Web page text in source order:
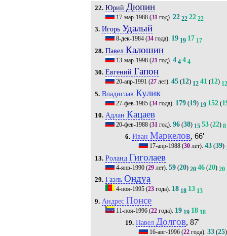
22. Юрий Дюпин
17-мар-1988(31год). 22 22 22 22
3. Игорь Удалый
8-дек-1984(34года). 19 19 17 17
28. Павел Калошин
13-мар-1998(21 год). 4 4 4 4
30. Евгений Гапон
20-апр-1991 (27лет). 45(12) 12 41(12) 12
5. Владислав Кулик
27-фев-1985(34года). 179(19) 19 152(
10. Адлан Кацаев
20-фев-1988(31год). 96(38) 15 53(22) 8
6. Иван Маркелов, 66'
17-апр-1988 (30 лет).43 (39)
13. Роланд Гиголаев
4-янв-1990(29лет). 59(20) 20 46(20) 20
29. Гаэль Ондуа
4-ноя-1995(23года). 18 18 13 13
9. Андрес Понсе
11-ноя-1996(22года). 19 19 18 18
19. Павел Долгов, 87'
16-авг-1996 (22 года).33 (25)